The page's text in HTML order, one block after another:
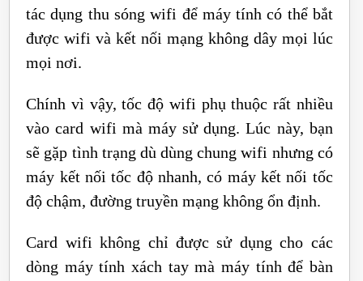
tác dụng thu sóng wifi để máy tính có thể bắt
được wifi và kết nối mạng không dây mọi lúc
mọi nơi.
Chính vì vậy, tốc độ wifi phụ thuộc rất nhiều
vào card wifi mà máy sử dụng. Lúc này, bạn
sẽ gặp tình trạng dù dùng chung wifi nhưng có
máy kết nối tốc độ nhanh, có máy kết nối tốc
độ chậm, đường truyền mạng không ổn định.
Card wifi không chỉ được sử dụng cho các
dòng máy tính xách tay mà máy tính để bàn